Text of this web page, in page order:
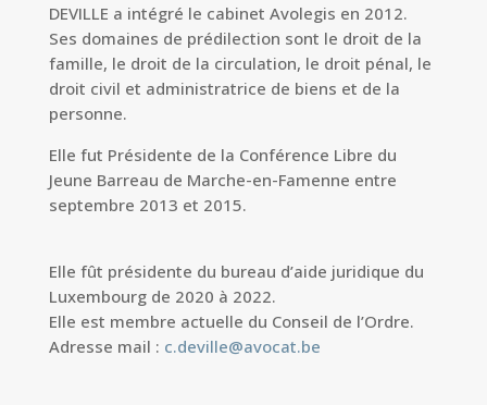
DEVILLE a intégré le cabinet Avolegis en 2012.
Ses domaines de prédilection sont le droit de la
famille, le droit de la circulation, le droit pénal, le
droit civil et administratrice de biens et de la
personne.
Elle fut Présidente de la Conférence Libre du
Jeune Barreau de Marche-en-Famenne entre
septembre 2013 et 2015.
Elle fût présidente du bureau d’aide juridique du
Luxembourg de 2020 à 2022.
Elle est membre actuelle du Conseil de l’Ordre.
Adresse mail : c.deville@avocat.be